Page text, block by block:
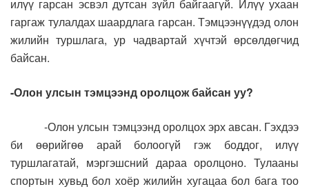
илүү гарсан эсвэл дутсан зүйл байгаагүй. Илүү ухаан
гаргаж тулалдах шаардлага гарсан. Тэмцээнүүдэд олон
жилийн туршлага, ур чадвартай хүчтэй өрсөлдөгчид
байсан.
-Олон улсын тэмцээнд оролцож байсан уу?
-Олон улсын тэмцээнд оролцох эрх авсан. Гэхдээ
би өөрийгөө арай болоогүй гэж боддог, илүү
туршлагатай, мэргэшсний дараа оролцоно. Тулааны
спортын хувьд бол хоёр жилийн хугацаа бол бага тоо